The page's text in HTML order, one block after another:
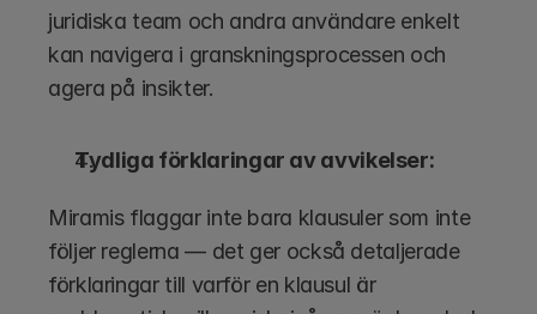
juridiska team och andra användare enkelt
kan navigera i granskningsprocessen och
agera på insikter.
Tydliga förklaringar av avvikelser:
Miramis flaggar inte bara klausuler som inte
följer reglerna — det ger också detaljerade
förklaringar till varför en klausul är